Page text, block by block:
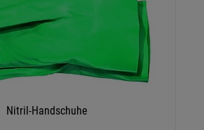
Nitril-Handschuhe